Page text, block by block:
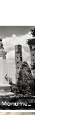
Plaza Hidalgo y Monumento a Benito Juarez.